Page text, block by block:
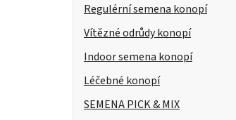
a
n
n
Regulérní semena konopí
Vítězné odrůdy konopí
Indoor semena konopí
Léčebné konopí
SEMENA PICK & MIX